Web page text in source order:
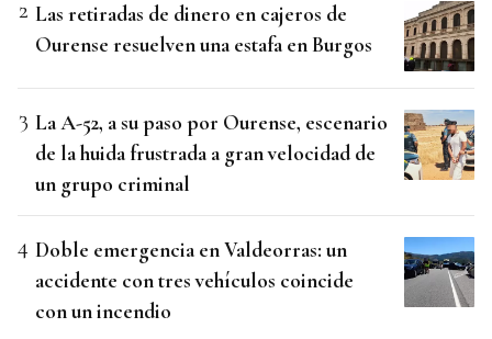
Las retiradas de dinero en cajeros de
Ourense resuelven una estafa en Burgos
La A-52, a su paso por Ourense, escenario
de la huida frustrada a gran velocidad de
un grupo criminal
Doble emergencia en Valdeorras: un
accidente con tres vehículos coincide
con un incendio